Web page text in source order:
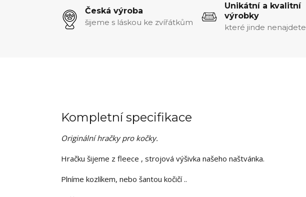
Česká výroba
šijeme s láskou ke zvířátkům
Unikátní a kvalitní
výrobky
které jinde nenajdete
Kompletní specifikace
Originální hračky pro kočky.
Hračku šijeme z fleece , strojová výšivka našeho naštvánka.
Plníme kozlíkem, nebo šantou kočičí ..